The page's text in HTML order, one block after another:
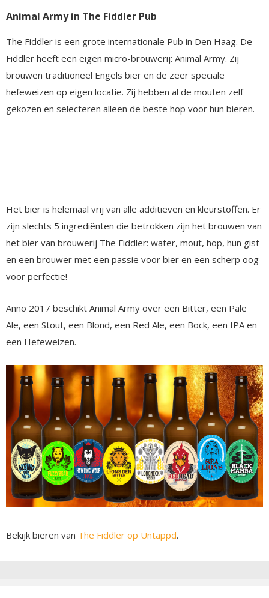
Animal Army in The Fiddler Pub
The Fiddler is een grote internationale Pub in Den Haag. De
Fiddler heeft een eigen micro-brouwerij: Animal Army. Zij
brouwen traditioneel Engels bier en de zeer speciale
hefeweizen op eigen locatie. Zij hebben al de mouten zelf
gekozen en selecteren alleen de beste hop voor hun bieren.
Het bier is helemaal vrij van alle additieven en kleurstoffen. Er
zijn slechts 5 ingrediënten die betrokken zijn het brouwen van
het bier van brouwerij The Fiddler: water, mout, hop, hun gist
en een brouwer met een passie voor bier en een scherp oog
voor perfectie!
Anno 2017 beschikt Animal Army over een Bitter, een Pale
Ale, een Stout, een Blond, een Red Ale, een Bock, een IPA en
een Hefeweizen.
Bekijk bieren van The Fiddler op Untappd.